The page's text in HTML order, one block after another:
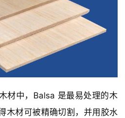
材中，Balsa 是最易处理的木
木材可被精确切割，并用胶水